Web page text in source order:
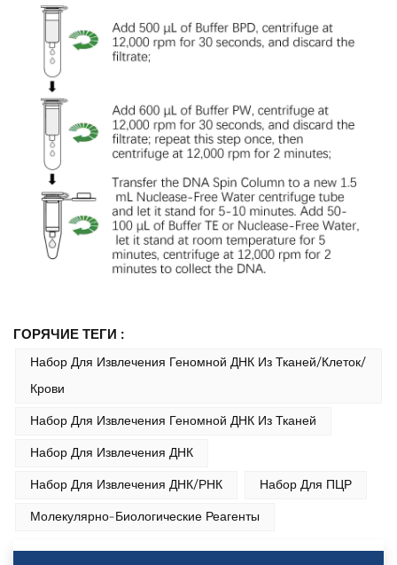
ГОРЯЧИЕ ТЕГИ :
Набор Для Извлечения Геномной ДНК Из Тканей/клеток/
Крови
Набор Для Извлечения Геномной ДНК Из Тканей
Набор Для Извлечения ДНК
Набор Для Извлечения ДНК/РНК Набор Для ПЦР
Молекулярно-Биологические Реагенты